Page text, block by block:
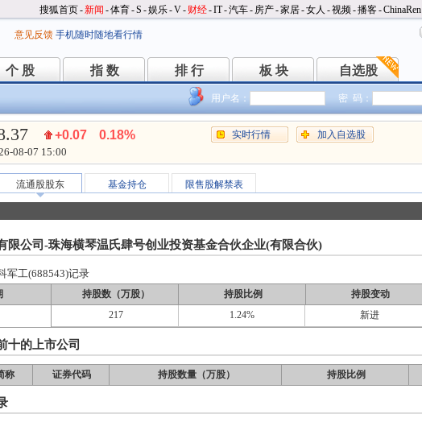
搜狐首页-新闻 -体育-S -娱乐-V- 财经-IT-汽车- 房产-家居-女人 -视频-播客-ChinaRen
意见反馈 手机随时随地看行情
个 股
个 股 指 数
指 数 排 行
排 行 板 块
板 块 自选股
自选股
用户名： 密 码：
+0.07 0.18%
08-07 15:00
实时行情 加入自选股
流通股股东 基金持仓 限售股解禁表
限公司-珠海横琴温氏肆号创业投资基金合伙企业(有限合伙)
军工(688543)记录
持股数（万股） 持股比例 持股变动
217 1.24% 新进
十的上市公司
称 证券代码 持股数量（万股） 持股比例